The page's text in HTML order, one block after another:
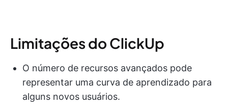
Limitações do ClickUp
O número de recursos avançados pode
representar uma curva de aprendizado para
alguns novos usuários.